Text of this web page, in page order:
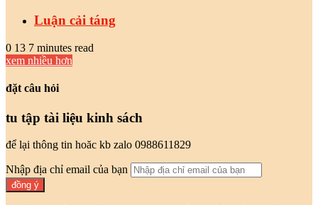
Luận cải táng
0 13 7 minutes read
xem nhiều hơn
đặt câu hỏi
tu tập tài liệu kinh sách
để lại thông tin hoăc kb zalo 0988611829
Nhập địa chỉ email của bạn